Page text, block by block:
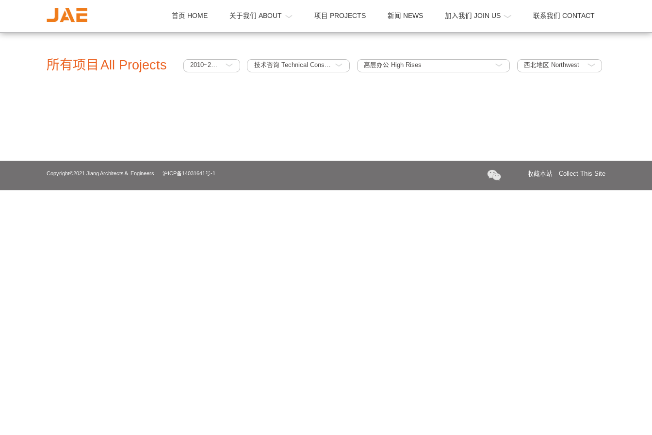
首页 HOME 关于我们 ABOUT 项目 PROJECTS 新闻 NEWS 加入我们 JOIN US 联系我们
所有项目All Projects 2010~2015 技术咨询 Technical Consultation 高层办公 High Rises 西北地区 Northwest
Copyright©2021 Jiang Architects＆ Engineers 沪ICP备14031641号-1